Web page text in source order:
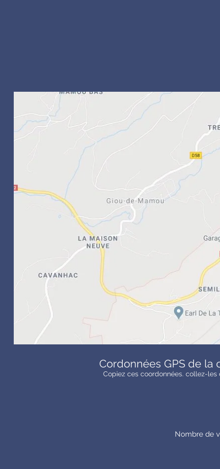
Cordonnées GPS de la
Copiez ces coordonnées. collez-les
Nombre de